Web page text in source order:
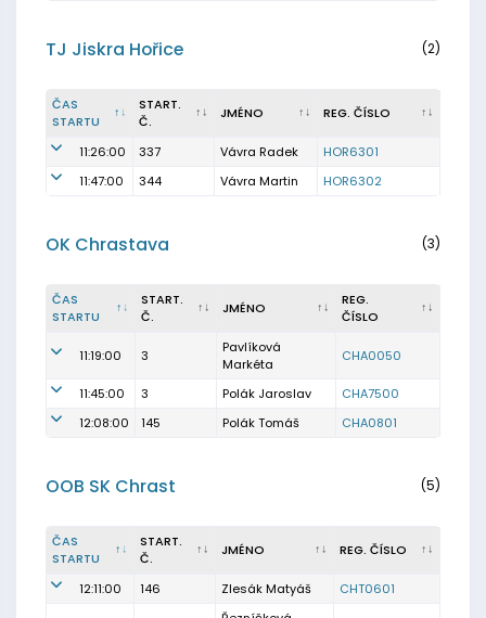
TJ Jiskra Hořice (2)
ČAS
STARTU
START.
Č.
JMÉNO REG. ČÍSLO
11:26:00 337 Vávra Radek
HOR6301
11:47:00
344 Vávra Martin HOR6302
OK Chrastava (3)
ČAS
STARTU
START.
Č.
JMÉNO
REG.
ČÍSLO
11:19:00 3
Pavlíková
Markéta
CHA0050
11:45:00 3 Polák Jaroslav
CHA7500
12:08:00
145 Polák Tomáš CHA0801
OOB SK Chrast (5)
ČAS
STARTU
START.
Č.
JMÉNO REG. ČÍSLO
12:11:00 146 Zlesák Matyáš
CHT0601